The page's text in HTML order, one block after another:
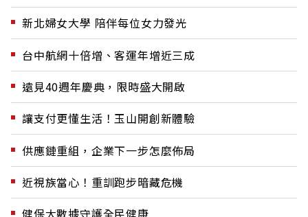
新北婦女大學 陪伴每位女力發光
台中航網十倍增、客運年增近三成
遠見40週年慶典，限時盛大開啟
讓支付更懂生活！玉山開創新體驗
供應鏈重組，企業下一步怎麼佈局
近視族當心！重訓跑步暗藏危機